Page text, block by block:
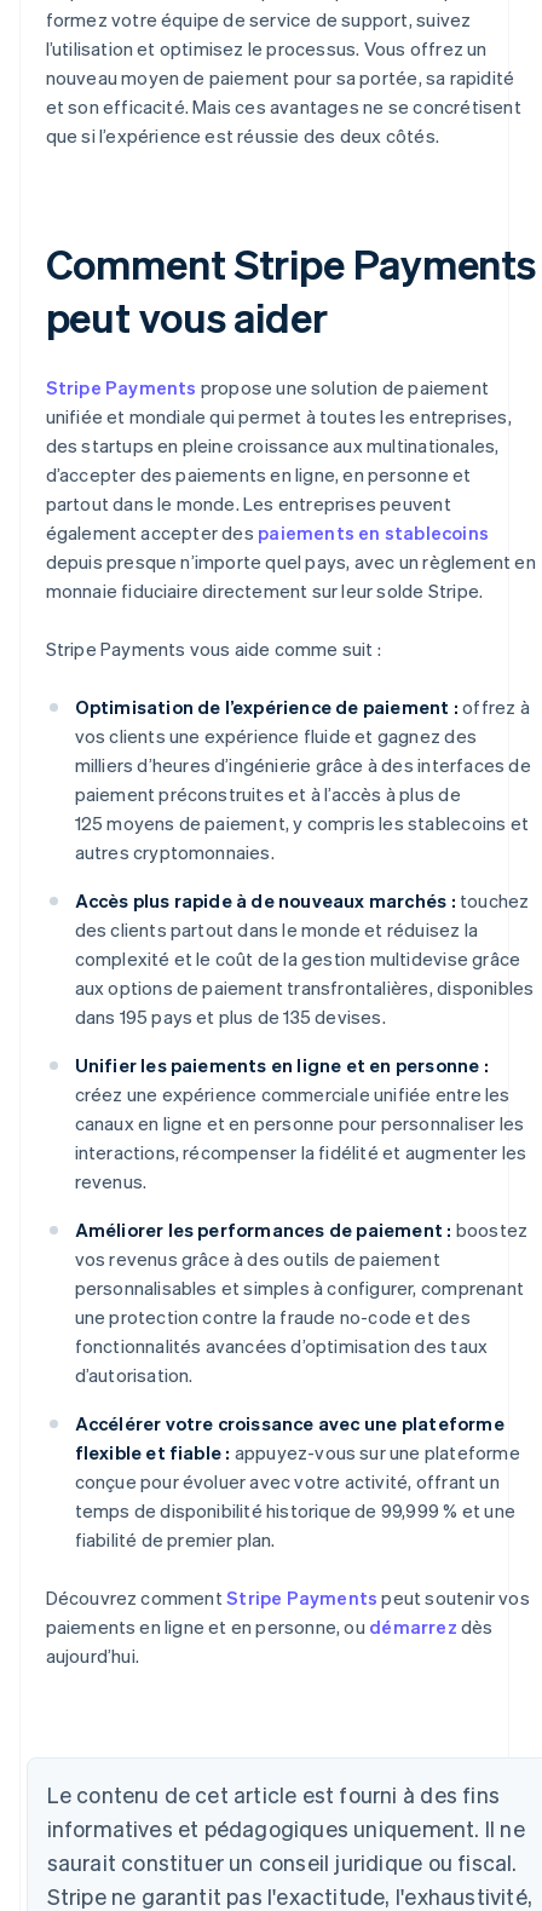
formez votre équipe de service de support, suivez
l’utilisation et optimisez le processus. Vous offrez un
nouveau moyen de paiement pour sa portée, sa rapidité
et son efficacité. Mais ces avantages ne se concrétisent
que si l’expérience est réussie des deux côtés.
Comment Stripe Payments
peut vous aider
Stripe Payments propose une solution de paiement
unifiée et mondiale qui permet à toutes les entreprises,
des startups en pleine croissance aux multinationales,
d’accepter des paiements en ligne, en personne et
partout dans le monde. Les entreprises peuvent
également accepter des paiements en stablecoins
depuis presque n’importe quel pays, avec un règlement en
monnaie fiduciaire directement sur leur solde Stripe.
Stripe Payments vous aide comme suit :
Optimisation de l’expérience de paiement : offrez à
vos clients une expérience fluide et gagnez des
milliers d’heures d’ingénierie grâce à des interfaces de
paiement préconstruites et à l’accès à plus de
125 moyens de paiement, y compris les stablecoins et
autres cryptomonnaies.
Accès plus rapide à de nouveaux marchés : touchez
des clients partout dans le monde et réduisez la
complexité et le coût de la gestion multidevise grâce
aux options de paiement transfrontalières, disponibles
dans 195 pays et plus de 135 devises.
Unifier les paiements en ligne et en personne :
créez une expérience commerciale unifiée entre les
canaux en ligne et en personne pour personnaliser les
interactions, récompenser la fidélité et augmenter les
revenus.
Améliorer les performances de paiement : boostez
vos revenus grâce à des outils de paiement
personnalisables et simples à configurer, comprenant
une protection contre la fraude no-code et des
fonctionnalités avancées d’optimisation des taux
d’autorisation.
Accélérer votre croissance avec une plateforme
flexible et fiable : appuyez-vous sur une plateforme
conçue pour évoluer avec votre activité, offrant un
temps de disponibilité historique de 99,999 % et une
fiabilité de premier plan.
Découvrez commentStripe Payments peut soutenir vos
paiements en ligne et en personne, ou démarrez dès
aujourd’hui.
Le contenu de cet article est fourni à des fins
informatives et pédagogiques uniquement. Il ne
saurait constituer un conseil juridique ou fiscal.
Stripe ne garantit pas l'exactitude, l'exhaustivité,
DeutschEnglish
English
Autriche
Deutsch English
Belgique
NederlandsFrançaisDeutschEnglish